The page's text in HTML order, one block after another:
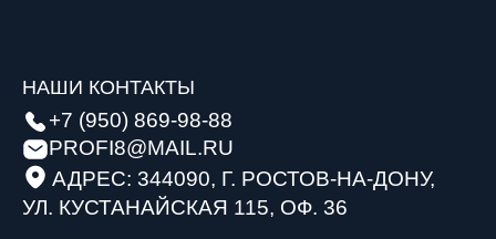
НАШИ КОНТАКТЫ
+7 (950) 869-98-88
PROFI8@MAIL.RU
АДРЕС: 344090, Г. РОСТОВ-НА-ДОНУ,
УЛ. КУСТАНАЙСКАЯ 115, ОФ. 36